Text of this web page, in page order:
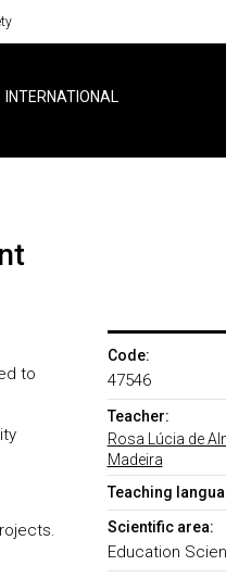
INTERNATIONAL
to
Code:
47546
Teacher:
Rosa Lúcia de
Madeira
Teaching
Scientific area:
Education